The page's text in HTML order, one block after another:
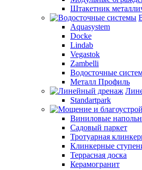
Штакетник
Aquasystem
Docke
Lindab
Vegastok
Zambelli
Водосточные
Металл Профиль
Standartpark
Виниловые
Садовый паркет
Тротуарная
Клинкерные
Террасная доска
Керамогранит